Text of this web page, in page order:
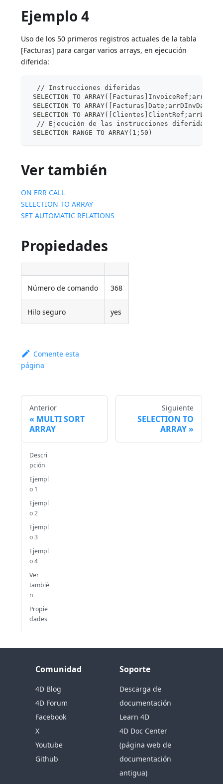
Ejemplo 4
Uso de los 50 primeros registros actuales de la tabla
[Facturas] para cargar varios arrays, en ejecución
diferida:
// Instrucciones diferidas
SELECTION TO
SELECTION TO
SELECTION TO
// Ejecución de las instrucciones diferidas
SELECTION RANGE TO ARRAY(1;50)
Ver también
ON ERR CALL
SELECTION TO ARRAY
SET AUTOMATIC RELATIONS
Propiedades
Número de comando 368
Hilo seguro yes
Comente esta
página
Anterior
MULTI SORT
ARRAY
Siguiente
SELECTION TO
ARRAY
Descri
pción
Ejempl
o 1
Ejempl
o 2
Ejempl
o 3
Ejempl
o 4
Ver
tambié
n
Propie
dades
Comunidad
4D Blog
4D Forum
Facebook
X
Youtube
Github
Soporte
Descarga de
documentación
Learn 4D
4D Doc Center
(página web de
documentación
antigua)